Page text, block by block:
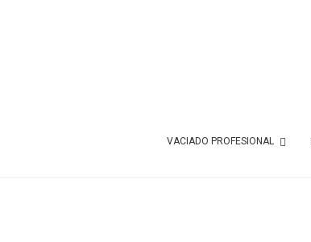
VACIADO PROFESIONAL